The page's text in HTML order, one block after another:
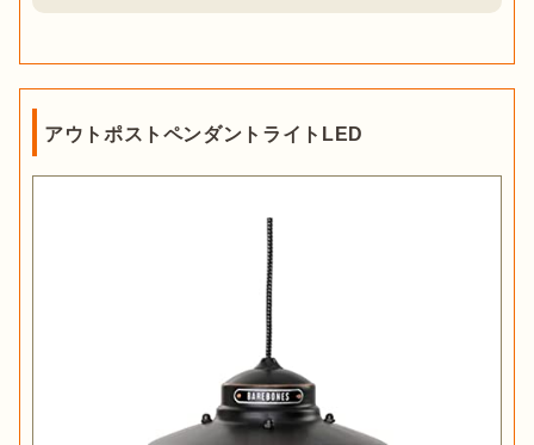
アウトポストペンダントライトLED